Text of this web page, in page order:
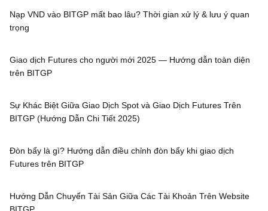
Nạp VND vào BITGP mất bao lâu? Thời gian xử lý & lưu ý quan
trọng
Giao dịch Futures cho người mới 2025 — Hướng dẫn toàn diện
trên BITGP
Sự Khác Biệt Giữa Giao Dịch Spot và Giao Dịch Futures Trên
BITGP (Hướng Dẫn Chi Tiết 2025)
Đòn bẩy là gì? Hướng dẫn điều chỉnh đòn bẩy khi giao dịch
Futures trên BITGP
Hướng Dẫn Chuyển Tài Sản Giữa Các Tài Khoản Trên Website